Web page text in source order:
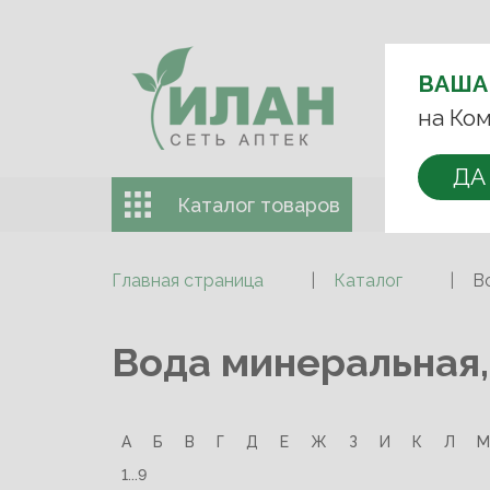
ВЫБЕРИТЕ
ВАША
на
ДА
+7
Каталог товаров Доставка
Главная страница Каталог
Вода
А Б В Г Д Е Ж З И К Л М
1...9